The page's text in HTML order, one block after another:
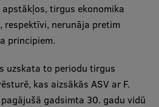
tirgus ekonomika
respektīvi, nerunāja pretim
principiem.
uzskata to periodu tirgus
kas aizsākās ASV ar F.
gadsimta 30. gadu vidū